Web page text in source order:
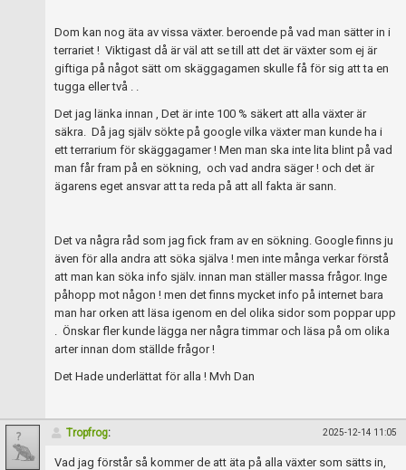
Dom kan nog äta av vissa växter. beroende på vad man sätter in i
terrariet ! Viktigast då är väl att se till att det är växter som ej är
giftiga på något sätt om skäggagamen skulle få för sig att ta en
tugga eller två . .
Det jag länka innan , Det är inte 100 % säkert att alla växter är
säkra. Då jag själv sökte på google vilka växter man kunde ha i
ett terrarium för skäggagamer ! Men man ska inte lita blint på vad
man får fram på en sökning, och vad andra säger ! och det är
ägarens eget ansvar att ta reda på att all fakta är sann.
Det va några råd som jag fick fram av en sökning. Google finns ju
även för alla andra att söka själva ! men inte många verkar förstå
att man kan söka info själv. innan man ställer massa frågor. Inge
påhopp mot någon ! men det finns mycket info på internet bara
man har orken att läsa igenom en del olika sidor som poppar upp
. Önskar fler kunde lägga ner några timmar och läsa på om olika
arter innan dom ställde frågor !
Det Hade underlättat för alla ! Mvh Dan
Tropfrog: 2025-12-14 11:05
Vad jag förstår så kommer de att äta på alla växter som sätts in,